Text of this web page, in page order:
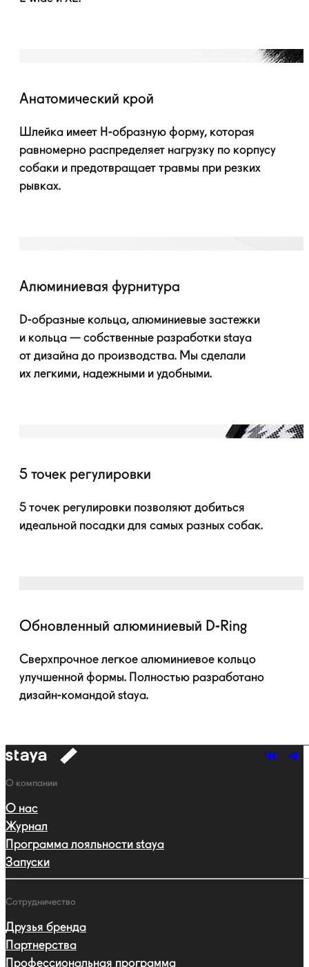
Анатомический крой
Шлейка имеет H-образную форму, которая
равномерно распределяет нагрузку по корпусу
собаки и предотвращает травмы при резких
рывках.
Алюминиевая фурнитура
D-образные кольца, алюминиевые застежки
и кольца — собственные разработки staya
от дизайна до производства. Мы сделали
их легкими, надежными и удобными.
5 точек регулировки
5 точек регулировки позволяют добиться
идеальной посадки для самых разных собак.
Обновленный алюминиевый D-Ring
Сверхпрочное легкое алюминиевое кольцо
улучшенной формы. Полностью разработано
дизайн-командой staya.
к
Навигация
О компании
О нас
Журнал
Программа лояльности staya
Запуски
Сотрудничество
Друзья бренда
Партнерства
Профессиональная программа